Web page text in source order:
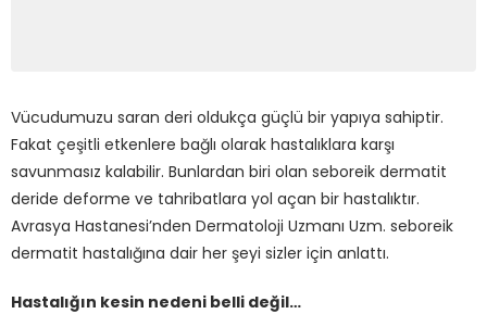
Vücudumuzu saran deri oldukça güçlü bir yapıya sahiptir.
Fakat çeşitli etkenlere bağlı olarak hastalıklara karşı
savunmasız kalabilir. Bunlardan biri olan seboreik dermatit
deride deforme ve tahribatlara yol açan bir hastalıktır.
Avrasya Hastanesi’nden Dermatoloji Uzmanı Uzm. seboreik
dermatit hastalığına dair her şeyi sizler için anlattı.
Hastalığın kesin nedeni belli değil…